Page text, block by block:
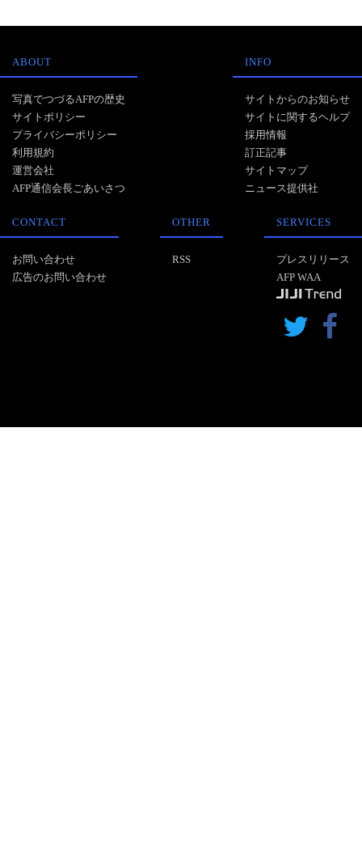
ABOUT
写真でつづるAFPの歴史
サイトポリシー
プライバシーポリシー
利用規約
運営会社
AFP通信会長ごあいさつ
INFO
サイトからのお知らせ
サイトに関するヘルプ
採用情報
訂正記事
サイトマップ
ニュース提供社
CONTACT
お問い合わせ
広告のお問い合わせ
OTHER
RSS
SERVICES
プレスリリース
AFP WAA